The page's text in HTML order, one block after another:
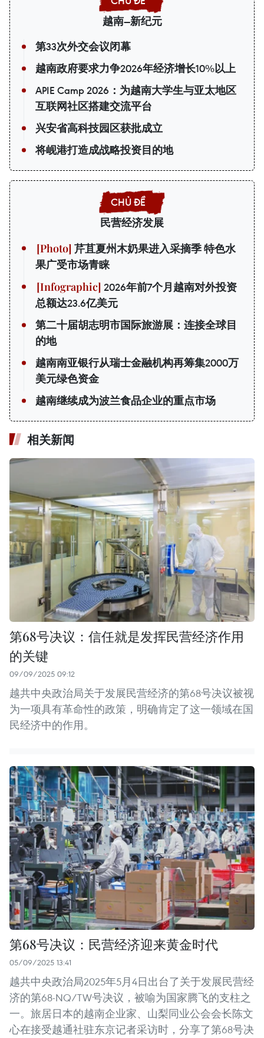
越南—新纪元
第33次外交会议闭幕
越南政府要求力争2026年经济增长10%以上
APIE Camp 2026：为越南大学生与亚太地区
互联网社区搭建交流平台
兴安省高科技园区获批成立
将岘港打造成战略投资目的地
民营经济发展
芹苴夏州木奶果进入采摘季 特色水
果广受市场青睐
2026年前7个月越南对外投资
总额达23.6亿美元
第二十届胡志明市国际旅游展：连接全球目
的地
越南南亚银行从瑞士金融机构再筹集2000万
美元绿色资金
越南继续成为波兰食品企业的重点市场
相关新闻
第68号决议：信任就是发挥民营经济作用
的关键
09/09/2025 09:12
越共中央政治局关于发展民营经济的第68号决议被视
为一项具有革命性的政策，明确肯定了这一领域在国
民经济中的作用。
第68号决议：民营经济迎来黄金时代
05/09/2025 13:41
越共中央政治局2025年5月4日出台了关于发展民营经
济的第68-NQ/TW号决议，被喻为国家腾飞的支柱之
一。旅居日本的越南企业家、山梨同业公会会长陈文
心在接受越通社驻东京记者采访时，分享了第68号决